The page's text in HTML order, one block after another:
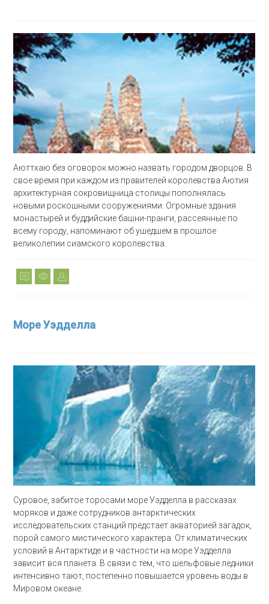
Аюттхаю без оговорок можно назвать городом дворцов. В
свое время при каждом из правителей королевства Аютия
архитектурная сокровищница столицы пополнялась
новыми роскошными сооружениями. Огромные здания
монастырей и буддийские башни-пранги, рассеянные по
всему городу, напоминают об ушедшем в прошлое
великолепии сиамского королевства.
Море Уэдделла
Суровое, забитое торосами море Уэдделла в рассказах
моряков и даже сотрудников антарктических
исследовательских станций предстает акваторией загадок,
порой самого мистического характера. От климатических
условий в Антарктиде и в частности на море Уэдделла
зависит вся планета. В связи с тем, что шельфовые ледники
интенсивно тают, постепенно повышается уровень воды в
Мировом океане.